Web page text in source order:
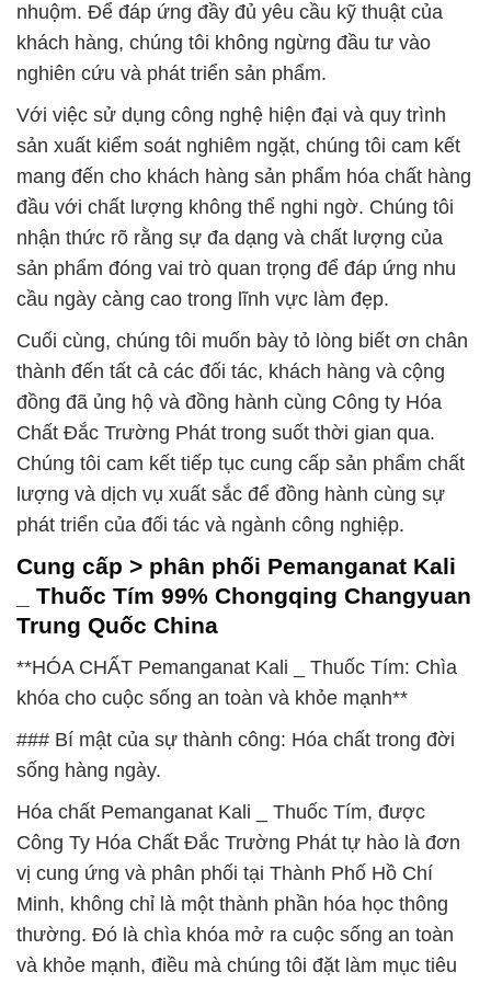
nhuộm. Để đáp ứng đầy đủ yêu cầu kỹ thuật của
khách hàng, chúng tôi không ngừng đầu tư vào
nghiên cứu và phát triển sản phẩm.
Với việc sử dụng công nghệ hiện đại và quy trình
sản xuất kiểm soát nghiêm ngặt, chúng tôi cam kết
mang đến cho khách hàng sản phẩm hóa chất hàng
đầu với chất lượng không thể nghi ngờ. Chúng tôi
nhận thức rõ rằng sự đa dạng và chất lượng của
sản phẩm đóng vai trò quan trọng để đáp ứng nhu
cầu ngày càng cao trong lĩnh vực làm đẹp.
Cuối cùng, chúng tôi muốn bày tỏ lòng biết ơn chân
thành đến tất cả các đối tác, khách hàng và cộng
đồng đã ủng hộ và đồng hành cùng Công ty Hóa
Chất Đắc Trường Phát trong suốt thời gian qua.
Chúng tôi cam kết tiếp tục cung cấp sản phẩm chất
lượng và dịch vụ xuất sắc để đồng hành cùng sự
phát triển của đối tác và ngành công nghiệp.
Cung cấp > phân phối Pemanganat Kali
_ Thuốc Tím 99% Chongqing Changyuan
Trung Quốc China
**HÓA CHẤT Pemanganat Kali _ Thuốc Tím: Chìa
khóa cho cuộc sống an toàn và khỏe mạnh**
### Bí mật của sự thành công: Hóa chất trong đời
sống hàng ngày.
Hóa chất Pemanganat Kali _ Thuốc Tím, được
Công Ty Hóa Chất Đắc Trường Phát tự hào là đơn
vị cung ứng và phân phối tại Thành Phố Hồ Chí
Minh, không chỉ là một thành phần hóa học thông
thường. Đó là chìa khóa mở ra cuộc sống an toàn
và khỏe mạnh, điều mà chúng tôi đặt làm mục tiêu